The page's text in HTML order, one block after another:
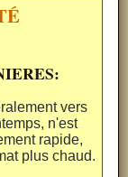
vers
n'est
rapide,
plus chaud.